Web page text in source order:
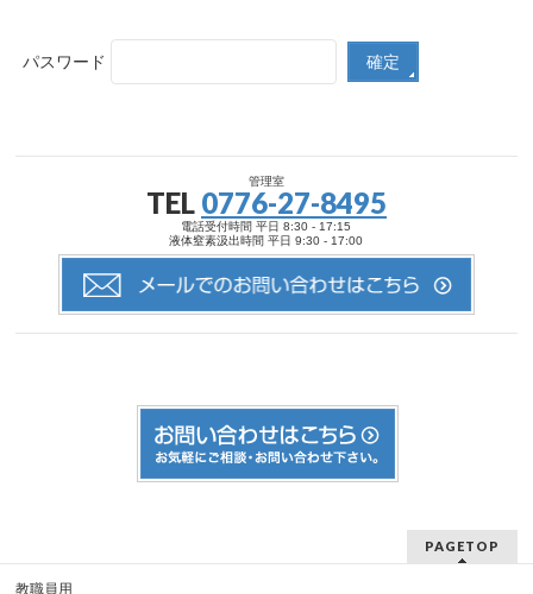
パスワード
管理室
TEL 0776-27-8495
電話受付時間 平日 8:30 - 17:15
液体窒素汲出時間 平日 9:30 - 17:00
PAGETOP
教職員用